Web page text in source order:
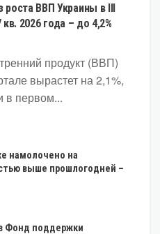
роста ВВП Украины в III
2026 года – до 4,2%
продукт (ВВП)
вырастет на 2,1%,
в первом...
намолочено на
выше прошлогодней –
Фонд поддержки